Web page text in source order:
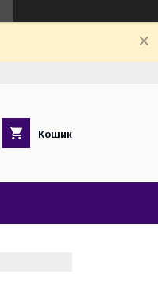
Кошик